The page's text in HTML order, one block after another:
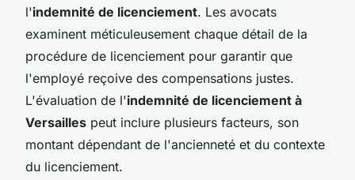
l'indemnité de licenciement. Les avocats
examinent méticuleusement chaque détail de la
procédure de licenciement pour garantir que
l'employé reçoive des compensations justes.
L'évaluation de l'indemnité de licenciement à
Versailles peut inclure plusieurs facteurs, son
montant dépendant de l'ancienneté et du contexte
du licenciement.